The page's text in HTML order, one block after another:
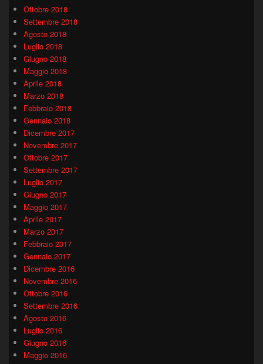
Ottobre 2018
Settembre 2018
Agosto 2018
Luglio 2018
Giugno 2018
Maggio 2018
Aprile 2018
Marzo 2018
Febbraio 2018
Gennaio 2018
Dicembre 2017
Novembre 2017
Ottobre 2017
Settembre 2017
Luglio 2017
Giugno 2017
Maggio 2017
Aprile 2017
Marzo 2017
Febbraio 2017
Gennaio 2017
Dicembre 2016
Novembre 2016
Ottobre 2016
Settembre 2016
Agosto 2016
Luglio 2016
Giugno 2016
Maggio 2016